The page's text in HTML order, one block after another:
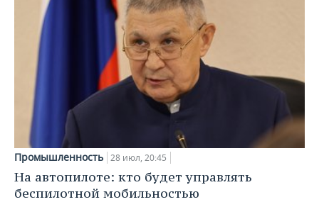
Промышленность 28 июл, 20:45
На автопилоте: кто будет управлять
беспилотной мобильностью